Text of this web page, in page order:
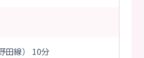
田線） 10分